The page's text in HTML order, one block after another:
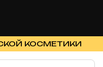
КОСМЕТИКИ